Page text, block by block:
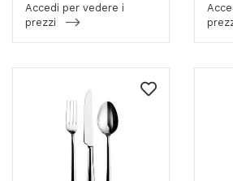
Accedi per vedere i
prezzi